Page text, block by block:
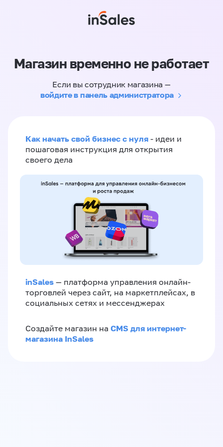
Магазин временно не работает
Если вы сотрудник магазина —
войдите в панель администратора
Как начать свой бизнес с нуля - идеи и
пошаговая инструкция для открытия
своего дела
inSales — платформа управления онлайн-
торговлей через сайт, на маркетплейсах, в
социальных сетях и мессенджерах
Создайте магазин на CMS для интернет-
магазина InSales